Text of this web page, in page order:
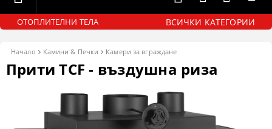
ОТОПЛИТЕЛНИ ТЕЛА ВСИЧКИ КАТЕГОРИИ
Начало Камини & Печки Камери за вграждане
Прити TCF - въздушна риза